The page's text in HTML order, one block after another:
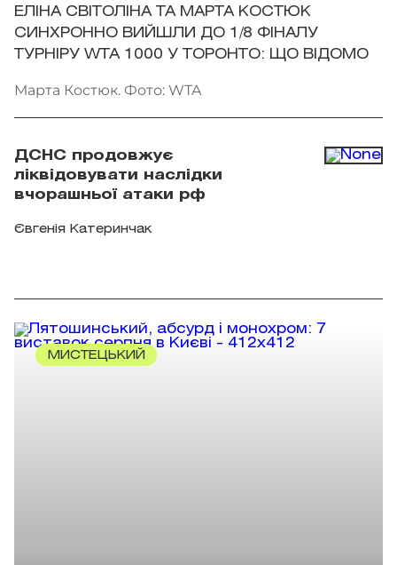
ЕЛІНА СВІТОЛІНА ТА МАРТА КОСТЮК
СИНХРОННО ВИЙШЛИ ДО 1/8 ФІНАЛУ
ТУРНІРУ WTA 1000 У ТОРОНТО: ЩО ВІДОМО
Марта Костюк. Фото: WTA
ДСНС продовжує
ліквідовувати наслідки
вчорашньої атаки рф
Євгенія Катеринчак
МИСТЕЦЬКИЙ